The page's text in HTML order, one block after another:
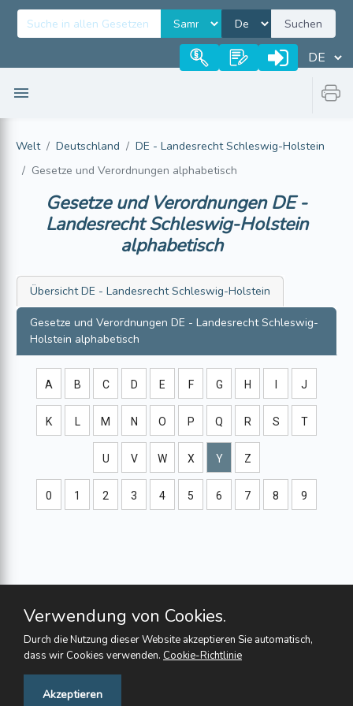
Suchen
Welt Deutschland
DE - Landesrecht Schleswig-Holstein
Gesetze und Verordnungen alphabetisch
Gesetze und VerordnungenDE -
Landesrecht Schleswig-Holstein
alphabetisch
ÜbersichtDE - Landesrecht Schleswig-Holstein
Gesetze und Verordnungen DE - Landesrecht Schleswig-
Holstein alphabetisch
A B C D E F G H J
K L M N O P Q R S T
U V W X Y Z
0 1 2 3 4 5 6 7 8 9
Verwendung von Cookies.
Durch die Nutzung dieser Website akzeptieren Sie automatisch,
dass wir Cookies verwenden. Cookie-Richtlinie
Akzeptieren